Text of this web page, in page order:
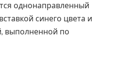
однонаправленный
синего цвета и
выполненной по